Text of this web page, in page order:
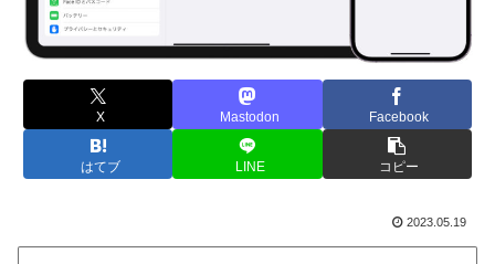
X Mastodon Facebook
はてブ LINE コピー
2023.05.19